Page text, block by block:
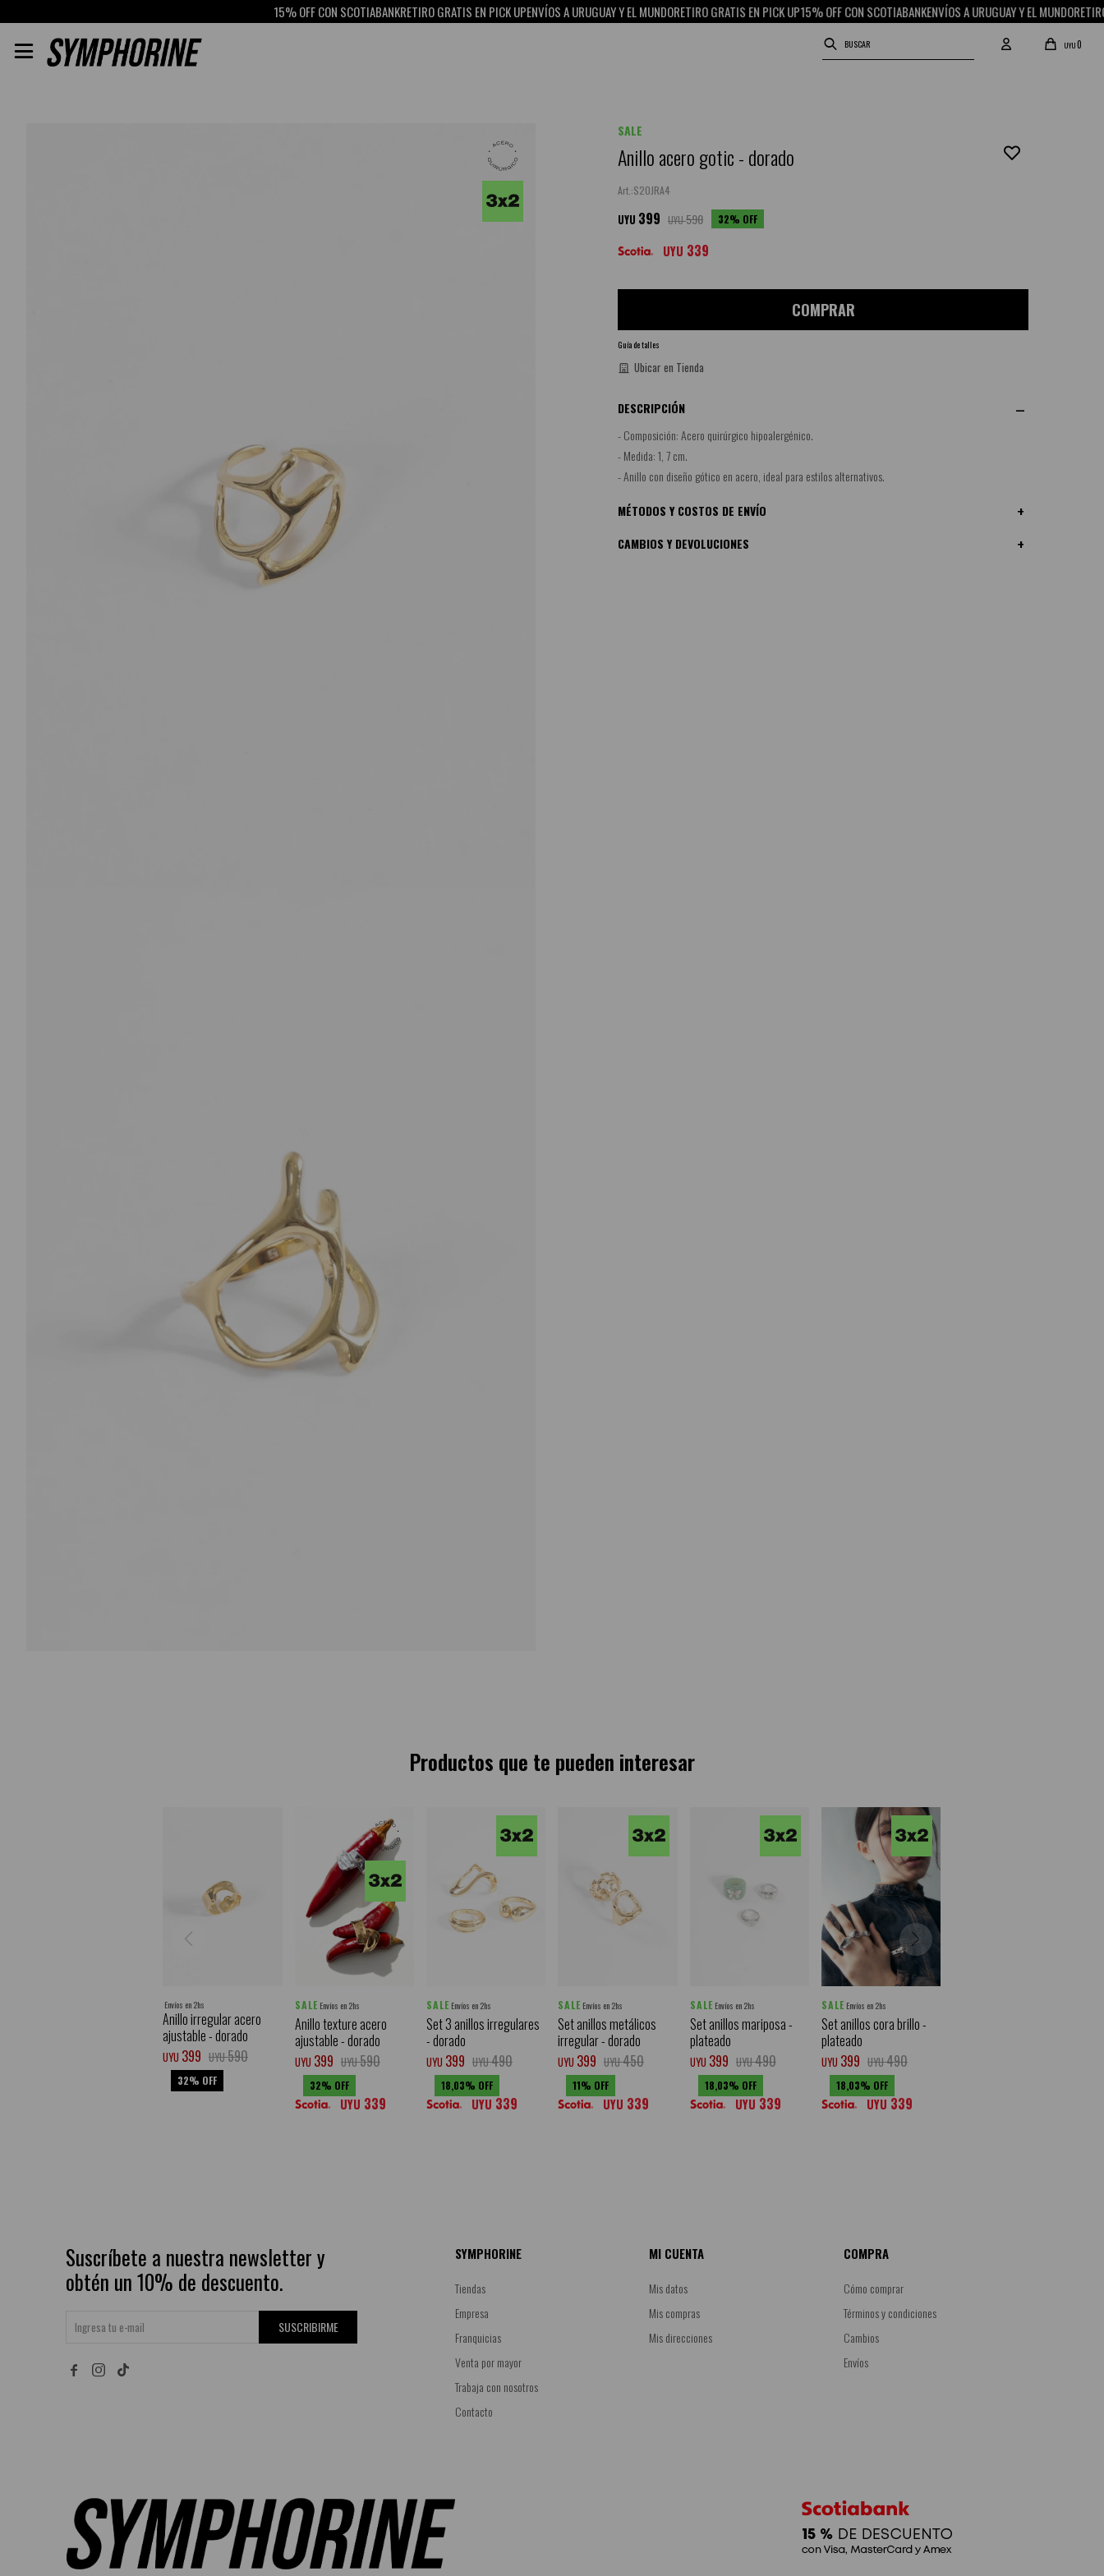
15% OFF CON SCOTIABANKRETIRO GRATIS EN PICK UPENVÍOS A URUGUAY Y EL MUNDORETIRO GRATIS EN PICK UP15% OFF CON SCOTIABANKENVÍOS A URUGUAY Y EL MUNDORETIRO
UYU0

SALE
Anillo acero gotic - dorado
S20JRA4
UYU 399 UYU590 32
UYU 339
COMPRAR
Guía de talles
Ubicar en Tienda
DESCRIPCIÓN
- Composición: Acero quirúrgico hipoalergénico.
- Medida: 1, 7 cm.
- Anillo con diseño gótico en acero, ideal para estilos alternativos.
MÉTODOS Y COSTOS DE ENVÍO
CAMBIOS Y DEVOLUCIONES
Productos que te pueden interesar
Envíos en 2hs
Anillo irregular acero
ajustable - dorado
UYU 399 UYU590
32
SALE Envíos en 2hs
Anillo texture acero
ajustable - dorado
UYU 399 UYU590
32
UYU 339
SALE Envíos en 2hs
Set 3 anillos irregulares
- dorado
UYU 399 UYU490
18,03
UYU 339
SALE Envíos en 2hs
Set anillos metálicos
irregular - dorado
UYU 399 UYU450
11
UYU 339
SALE Envíos en 2hs
Set anillos mariposa -
plateado
UYU 399 UYU490
18,03
UYU 339
SALE Envíos en 2hs
Set anillos cora brillo -
plateado
UYU 399 UYU490
18,03
UYU 339
Suscríbete a nuestra newsletter y
obtén un 10% de descuento.
SUSCRIBIRME
 
SYMPHORINE
Tiendas
Empresa
Franquicias
Venta por mayor
Trabaja con nosotros
Contacto
MI CUENTA
Mis datos
Mis compras
Mis direcciones
COMPRA
Cómo comprar
Términos y condiciones
Cambios
Envíos